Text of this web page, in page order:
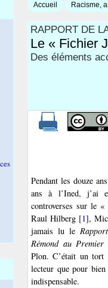
Accueil Racisme,
RAPPORT DE
Le « Fichier
Des éléments
Pendant les douze
ans à l’Ined, j’ai
controverses sur le
Raul Hilberg[1],
jamais lu le
Rémond au Premier
Plon. C’était un tort
lecteur que pour
indispensable.